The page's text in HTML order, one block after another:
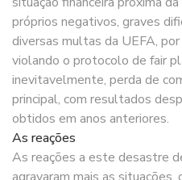
próprios negativos, graves
diversas multas da UEFA,
violando o protocolo de fair
inevitavelmente, perda de
principal, com resultados
obtidos em anos anteriores.
As reações
As reações a este desastre